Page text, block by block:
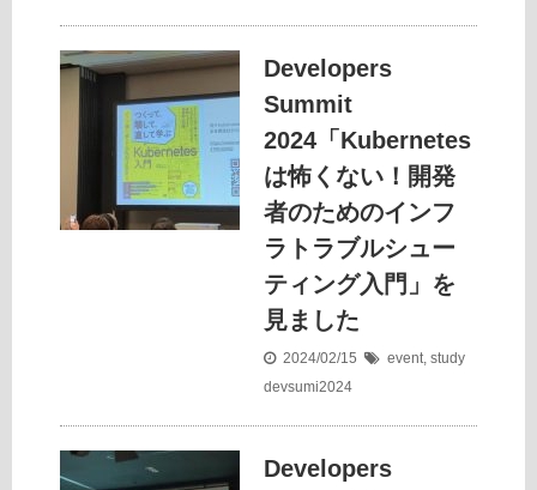
Developers
Summit
2024「Kubernetes
は怖くない！開発
者のためのインフ
ラトラブルシュー
ティング入門」を
見ました
2024/02/15 event, study
devsumi2024
Developers